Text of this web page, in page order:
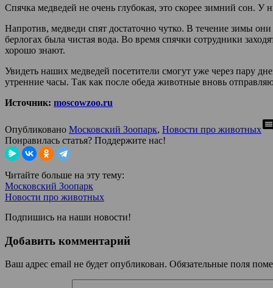
Спячка медведей не очень глубокая, это скорее зимний сон. У
Напротив, медведи спят достаточно чутко. В течение зимы
берлогах была чистая вода. Во время спячки сотрудники
хорошо знают.
Увидеть наших медведей посетители смогут уже через пару
утренние часы. Так как после обеда животные вновь
Источник: moscowzoo.ru
Опубликовано Московский Зоопарк, Новости про животных
Понравилась статья? Поддержите нас!
Читайте больше на эту тему:
Московский Зоопарк
Новости про животных
Подпишись на наши новости!
Добавить комментарий
Ваш адрес email не будет опубликован. Обязательные поля